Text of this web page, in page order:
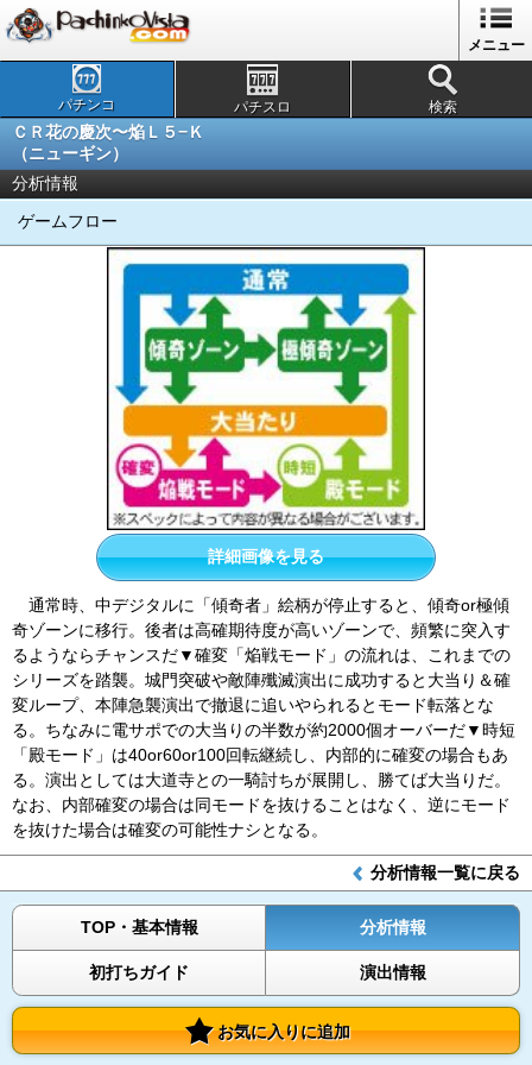
メニュー
パチンコ パチスロ 検索
ＣＲ花の慶次〜焔Ｌ５−Ｋ
（ニューギン）
分析情報
ゲームフロー
詳細画像を見る
通常時、中デジタルに「傾奇者」絵柄が停止すると、傾奇or極傾
奇ゾーンに移行。後者は高確期待度が高いゾーンで、頻繁に突入す
るようならチャンスだ▼確変「焔戦モード」の流れは、これまでの
シリーズを踏襲。城門突破や敵陣殲滅演出に成功すると大当り＆確
変ループ、本陣急襲演出で撤退に追いやられるとモード転落とな
る。ちなみに電サポでの大当りの半数が約2000個オーバーだ▼時短
「殿モード」は40or60or100回転継続し、内部的に確変の場合もあ
る。演出としては大道寺との一騎討ちが展開し、勝てば大当りだ。
なお、内部確変の場合は同モードを抜けることはなく、逆にモード
を抜けた場合は確変の可能性ナシとなる。
分析情報一覧に戻る
TOP・基本情報 分析情報
初打ちガイド 演出情報
お気に入りに追加